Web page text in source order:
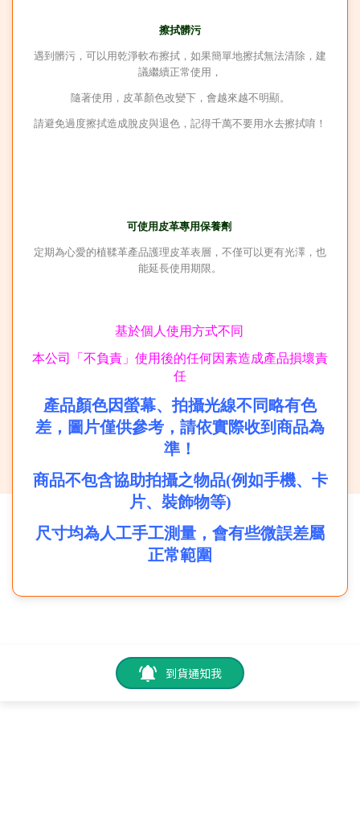
擦拭髒污
遇到髒污，可以用乾淨軟布擦拭，如果簡單地擦拭無法清除，建
議繼續正常使用，
隨著使用， 皮革顏色改變下， 會越來越不明顯。
請避免過度擦拭造成脫皮與退色， 記得千萬不要用水去擦拭唷！
可使用皮革專用保養劑
定期為心愛的植鞣革產品護理皮革表層，不僅可以更有光澤，也
能延長使用期限 。
基於個人使用方式不同
本公司「不負責」使用後的任何因素造成產品損壞責
任
產品顏色因螢幕、拍攝光線不同略有色
差，圖片僅供參考，請依實際收到商品為
準！
商品不包含協助拍攝之物品(例如手機、卡
片、裝飾物等)
尺寸均為人工手工測量，會有些微誤差屬
正常範圍
到貨通知我